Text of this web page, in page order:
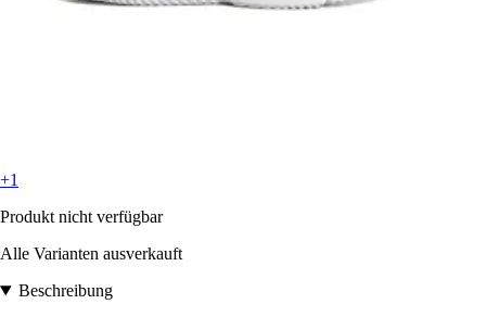
+1
Produkt nicht verfügbar
Alle Varianten ausverkauft
Beschreibung